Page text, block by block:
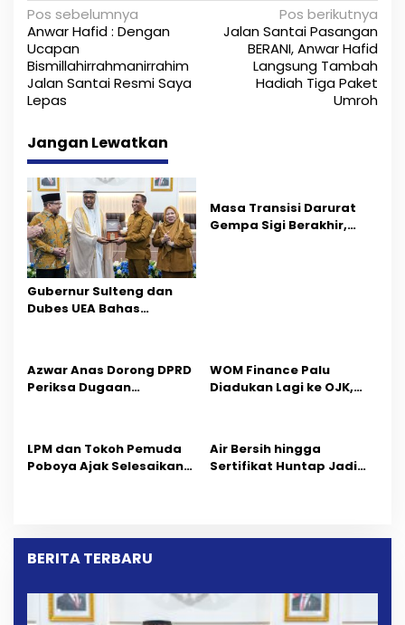
N
a
v
i
g
a
s
i
p
o
s
Pos sebelumnya
Anwar Hafid : Dengan
Ucapan
Bismillahirrahmanirrahim
Jalan Santai Resmi Saya
Lepas
Pos berikutnya
Jalan Santai Pasangan
BERANI, Anwar Hafid
Langsung Tambah
Hadiah Tiga Paket
Umroh
Jangan Lewatkan
Gubernur Sulteng dan
Dubes UEA Bahas
Masa Transisi Darurat
Gempa Sigi Berakhir,
Azwar Anas Dorong DPRD
Periksa Dugaan
‎WOM Finance Palu
Diadukan Lagi ke OJK,
Dipersoalkan ‎
LPM dan Tokoh Pemuda
Poboya Ajak Selesaikan
Air Bersih hingga
Sertifikat Huntap Jadi
BERITA TERBARU